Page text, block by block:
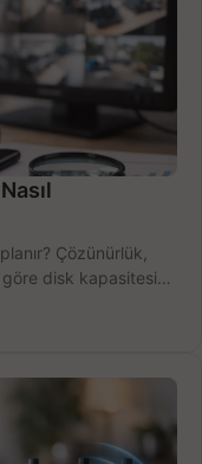
Çözünürlük,
göre disk kapasitesini